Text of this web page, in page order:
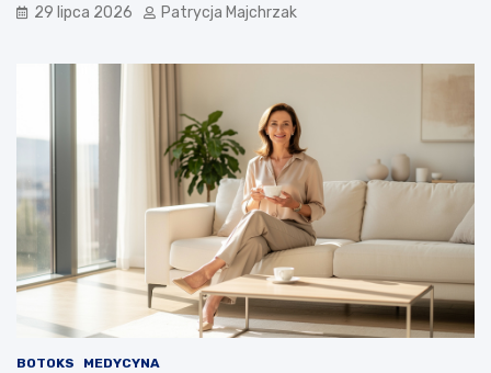
29 lipca 2026 Patrycja Majchrzak
BOTOKS MEDYCYNA